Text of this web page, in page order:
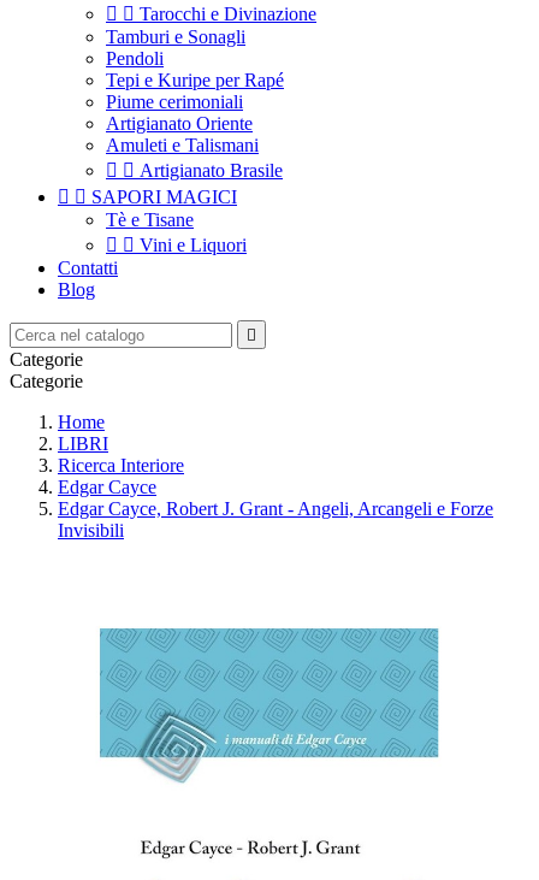
  Tarocchi e Divinazione
Tamburi e Sonagli
Pendoli
Tepi e Kuripe per Rapé
Piume cerimoniali
Artigianato Oriente
Amuleti e Talismani
  Artigianato Brasile
  SAPORI MAGICI
Tè e Tisane
  Vini e Liquori
Contatti
Blog

Categorie
Categorie
Home
LIBRI
Ricerca Interiore
Edgar Cayce
Edgar Cayce, Robert J. Grant - Angeli, Arcangeli e Forze
Invisibili